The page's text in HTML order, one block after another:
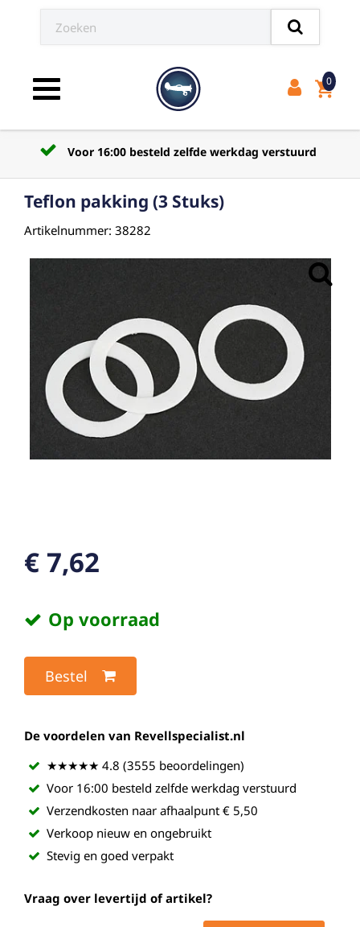
Toggle navigation shopping_cart
0
Voor 16:00 besteld zelfde werkdag verstuurd
Teflon pakking (3 Stuks)
Artikelnummer: 38282
€ 7,62
Op voorraad
Bestel
De voordelen van Revellspecialist.nl
★★★★★ 4.8 (3555 beoordelingen)
Voor 16:00 besteld zelfde werkdag verstuurd
Verzendkosten naar afhaalpunt € 5,50
Verkoop nieuw en ongebruikt
Stevig en goed verpakt
Vraag over levertijd of artikel?